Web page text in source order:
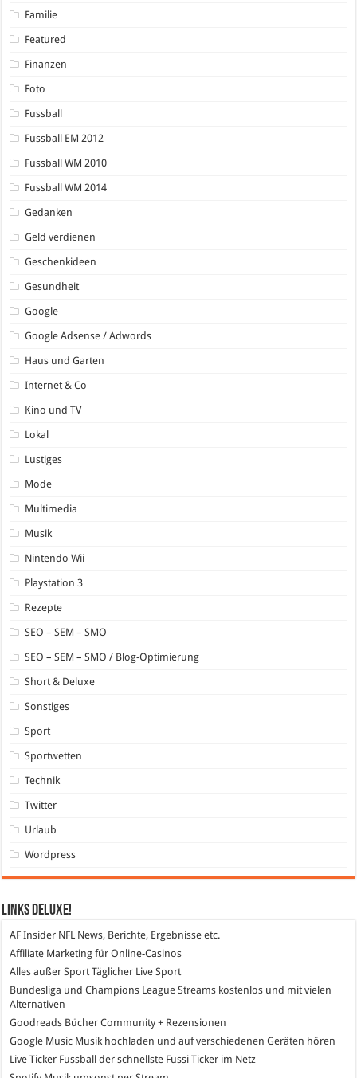
Familie
Featured
Finanzen
Foto
Fussball
Fussball EM 2012
Fussball WM 2010
Fussball WM 2014
Gedanken
Geld verdienen
Geschenkideen
Gesundheit
Google
Google Adsense / Adwords
Haus und Garten
Internet & Co
Kino und TV
Lokal
Lustiges
Mode
Multimedia
Musik
Nintendo Wii
Playstation 3
Rezepte
SEO – SEM – SMO
SEO – SEM – SMO / Blog-Optimierung
Short & Deluxe
Sonstiges
Sport
Sportwetten
Technik
Twitter
Urlaub
Wordpress
Links DeLuXe!
AF Insider NFL News, Berichte, Ergebnisse etc.
Affiliate Marketing für Online-Casinos
Alles außer SportTäglicher Live Sport
Bundesliga und Champions League Streams kostenlos und mit vielen
Alternativen
Goodreads Bücher Community + Rezensionen
Google Music Musik hochladen und auf verschiedenen Geräten hören
Live Ticker Fussball
der schnellste Fussi Ticker im Netz